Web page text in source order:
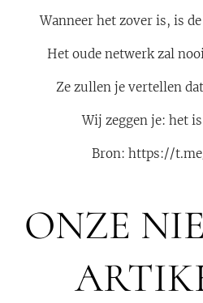
Wanneer het zover is, is
Het oude netwerk zal
Ze zullen je vertellen
Wij zeggen je: het
Bron: https://
ONZE